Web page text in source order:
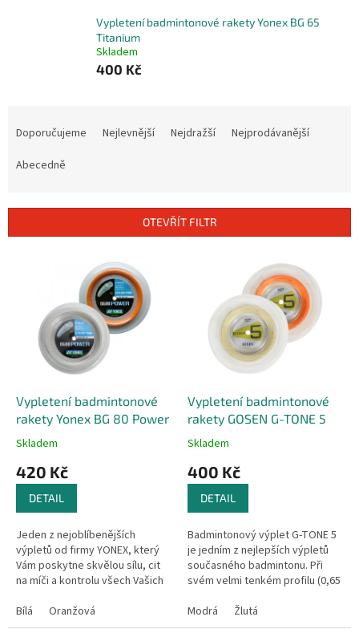
Vypletení badmintonové rakety Yonex BG 65
Titanium
Skladem
400 Kč
r
Doporučujeme Nejlevnější Nejdražší
Nejprodávanější
Abecedně
OTEVŘÍT FILTR
Vypletení badmintonové
rakety Yonex BG 80 Power
Skladem
420 Kč
DETAIL
Jeden z nejoblíbenějších
výpletů od firmy YONEX, který
Vám poskytne skvělou sílu, cit
na míči a kontrolu všech Vašich
skvělá pružnost a zároveň...
Bílá Oranžová
Vypletení badmintonové
rakety GOSEN G-TONE 5
Skladem
400 Kč
DETAIL
Badmintonový výplet G-TONE 5
je jedním z nejlepších výpletů
současného badmintonu. Při
svém velmi tenkém profilu (0,65
neuvěřitelnou výdrží (na stupnici
9 z...
Modrá Žlutá